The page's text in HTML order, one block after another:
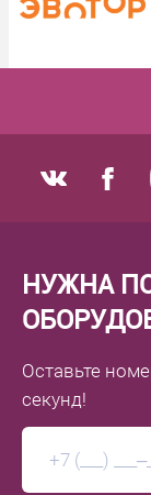
НУЖНА
Оставьте
секунд!